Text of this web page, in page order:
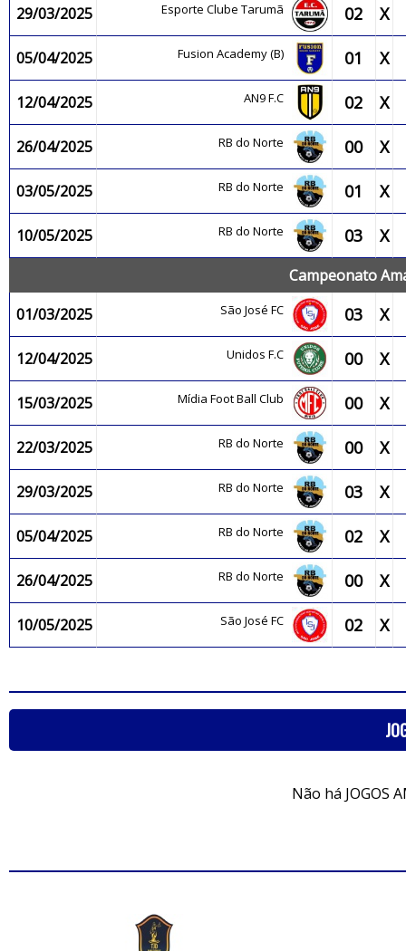
29/03/2025 Esporte Clube Tarumã 02 X
05/04/2025 Fusion Academy (B) 01 X
12/04/2025 AN9 F.C 02 X
26/04/2025 RB do Norte 00 X
03/05/2025 RB do Norte 01 X
10/05/2025 RB do Norte 03 X
Campeonato
01/03/2025
São José FC 03 X
12/04/2025 Unidos F.C 00 X
15/03/2025 Mídia Foot Ball Club 00 X
22/03/2025 RB do Norte 00 X
29/03/2025 RB do Norte 03 X
05/04/2025 RB do Norte 02 X
26/04/2025 RB do Norte 00 X
10/05/2025 São José FC 02 X
Não há JOGOS